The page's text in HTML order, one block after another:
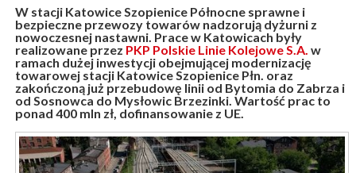
W stacji Katowice Szopienice Północne sprawne i
bezpieczne przewozy towarów nadzorują dyżurni z
nowoczesnej nastawni. Prace w Katowicach były
realizowane przez PKP Polskie Linie Kolejowe S.A. w
ramach dużej inwestycji obejmującej modernizację
towarowej stacji Katowice Szopienice Płn. oraz
zakończoną już przebudowę linii od Bytomia do Zabrza i
od Sosnowca do Mysłowic Brzezinki. Wartość prac to
ponad 400 mln zł, dofinansowanie z UE.